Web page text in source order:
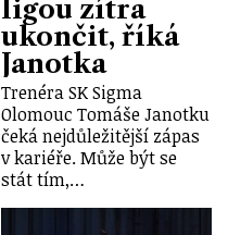
ligou zítra
ukončit, říká
Janotka
Trenéra SK Sigma
Olomouc Tomáše Janotku
čeká nejdůležitější zápas
v kariéře. Může být se
stát tím,…